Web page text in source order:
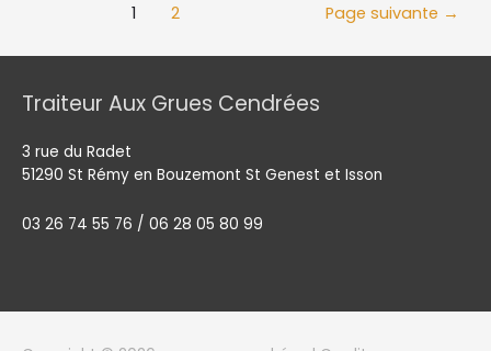
1 2 Page suivante →
Traiteur Aux Grues Cendrées
3 rue du Radet
51290 St Rémy en Bouzemont St Genest et Isson
03 26 74 55 76 / 06 28 05 80 99